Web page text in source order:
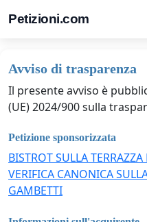
Petizioni.com
Avviso di trasparenza
Il presente avviso è
(UE) 2024/900 sulla
Petizione sponsorizzata
BISTROT SULLA
VERIFICA CANONICA
GAMBETTI